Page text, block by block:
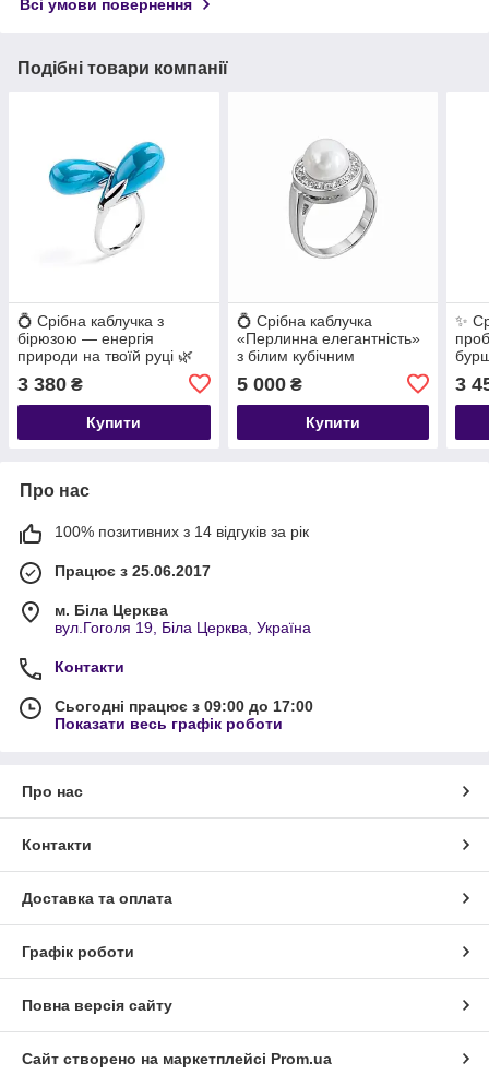
Всі умови повернення
Подібні товари компанії
💍 Срібна каблучка з
бірюзою — енергія
природи на твоїй руці 🌿
3 380 ₴
Купити
💍 Срібна каблучка
«Перлинна елегантність»
з білим кубічним
цирконієм і натуральною
перлиною
5 000₴
Купити
✨
3
Про нас
100% позитивних з 14 відгуків за рік
Працює з 25.06.2017
м. Біла Церква
вул.Гоголя 19, Біла Церква, Україна
Контакти
Сьогодні працює з 09:00 до 17:00
Показати весь графік роботи
Про нас
Контакти
Доставка та оплата
Графік роботи
Повна версія сайту
Сайт створено на маркетплейсі Prom.ua